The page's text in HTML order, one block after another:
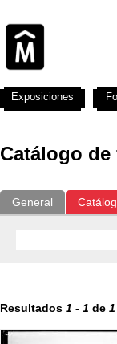
Catálogo
General
Resultados 1 - 1 de 1
Exposiciones